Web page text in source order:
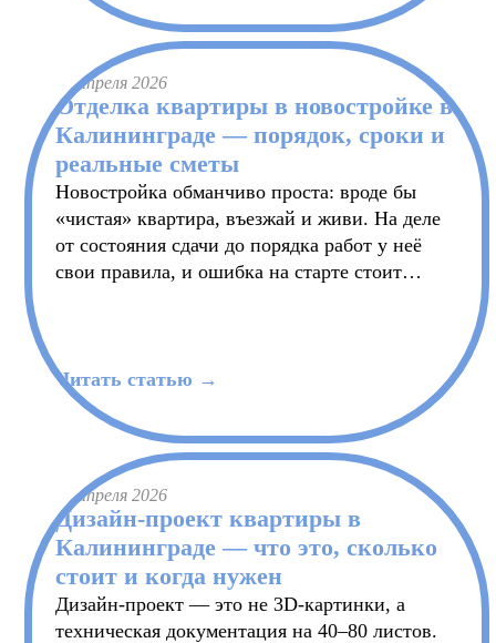
24 апреля 2026
Отделка квартиры в новостройке в
Калининграде — порядок, сроки и
реальные сметы
Новостройка обманчиво проста: вроде бы
«чистая» квартира, въезжай и живи. На деле
от состояния сдачи до порядка работ у неё
свои правила, и ошибка на старте стоит
Читать статью →
21 апреля 2026
Дизайн-проект квартиры в
Калининграде — что это, сколько
стоит и когда нужен
Дизайн-проект — это не 3D-картинки, а
техническая документация на 40–80 листов.